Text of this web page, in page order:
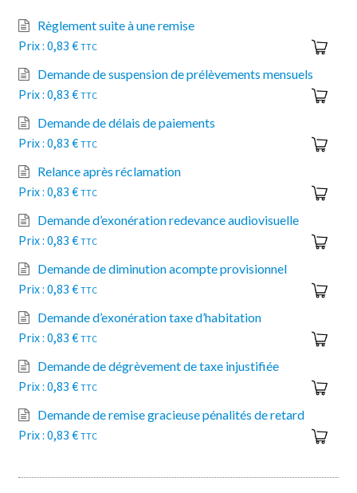
Règlement suite à une remise
0,83 € TTC
Demande de suspension de prélèvements mensuels
0,83 € TTC
Demande de délais de paiements
0,83 € TTC
Relance après réclamation
0,83 € TTC
Demande d’exonération redevance audiovisuelle
0,83 € TTC
Demande de diminution acompte provisionnel
0,83 € TTC
Demande d’exonération taxe d’habitation
0,83 € TTC
Demande de dégrèvement de taxe injustifiée
0,83 € TTC
Demande de remise gracieuse pénalités de retard
0,83 € TTC